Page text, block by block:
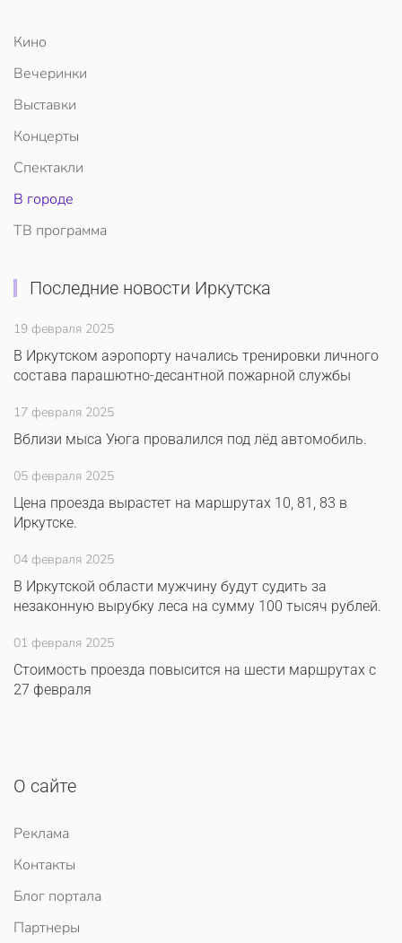
Кино
Вечеринки
Выставки
Концерты
Спектакли
В городе
ТВ программа
Последние новости Иркутска
19 февраля 2025
В Иркутском аэропорту начались тренировки личного
состава парашютно-десантной пожарной службы
17 февраля 2025
Вблизи мыса Уюга провалился под лёд автомобиль.
05 февраля 2025
Цена проезда вырастет на маршрутах 10, 81, 83 в
Иркутске.
04 февраля 2025
В Иркутской области мужчину будут судить за
незаконную вырубку леса на сумму 100 тысяч рублей.
01 февраля 2025
Стоимость проезда повысится на шести маршрутах с
27 февраля
О сайте
Реклама
Контакты
Блог портала
Партнеры